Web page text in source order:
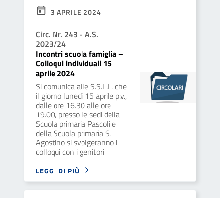
3 APRILE 2024
Circ. Nr. 243 - A.S.
2023/24
Incontri scuola famiglia –
Colloqui individuali 15
aprile 2024
Si comunica alle S.S.L.L. che
il giorno lunedì 15 aprile p.v.,
dalle ore 16.30 alle ore
19.00, presso le sedi della
Scuola primaria Pascoli e
della Scuola primaria S.
Agostino si svolgeranno i
colloqui con i genitori
LEGGI DI PIÙ